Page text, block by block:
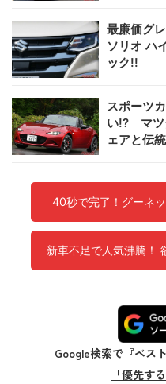
最廉価グ
ソリオ ハ
ック!!
スポーツ
い!? マツ
ェアと伝
40秒で完了！グーネ
新車不足で人気沸騰！
Google検索で『ベス
「優先す